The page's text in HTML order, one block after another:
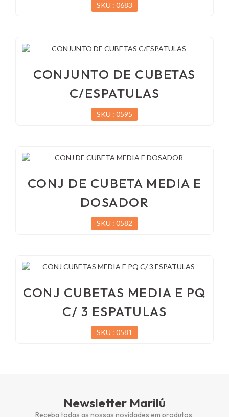
SKU : 0683
CONJUNTO DE CUBETAS
C/ESPATULAS
SKU : 0595
CONJ DE CUBETA MEDIA E
DOSADOR
SKU : 0582
CONJ CUBETAS MEDIA E PQ
C/ 3 ESPATULAS
SKU : 0581
Newsletter Marilú
Receba todas as nossas novidades em produtos,